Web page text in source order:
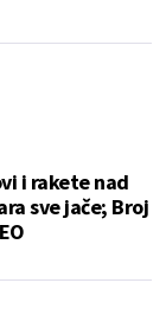
i rakete nad
sve jače; Broj